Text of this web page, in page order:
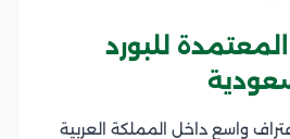
للبورد
واسع داخل المملكة العربية